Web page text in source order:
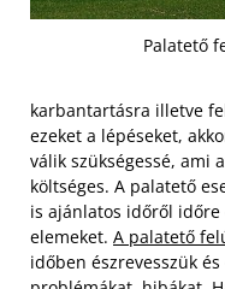
Palatető
karbantartásra illetve
ezeket a lépéseket,
válik szükségessé, ami
költséges. A palatető
is ajánlatos időről
elemeket. A palatető
időben észrevesszük